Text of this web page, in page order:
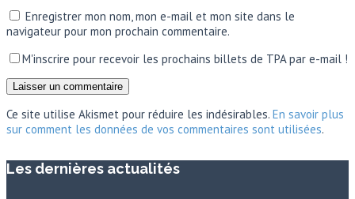
Enregistrer mon nom, mon e-mail et mon site dans le
navigateur pour mon prochain commentaire.
M'inscrire pour recevoir les prochains billets de TPA par e-mail !
Ce site utilise Akismet pour réduire les indésirables. En savoir plus
sur comment les données de vos commentaires sont utilisées.
Les dernières actualités